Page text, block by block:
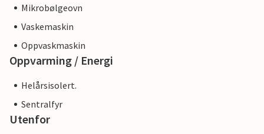
Mikrobølgeovn
Vaskemaskin
Oppvaskmaskin
Oppvarming / Energi
Helårsisolert.
Sentralfyr
Utenfor